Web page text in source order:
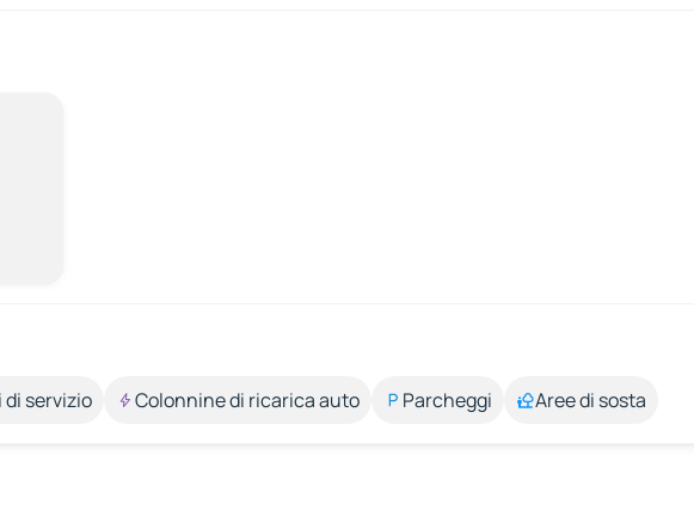
servizio Colonnine di ricarica auto Parcheggi Aree di sosta